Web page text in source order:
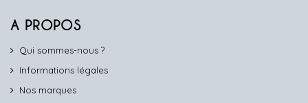
A PROPOS
Qui sommes-nous ?
Informations légales
Nos marques